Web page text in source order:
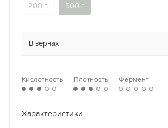
200 г 500 г
В зернах
Кислотность Плотность Фермент
Характеристики